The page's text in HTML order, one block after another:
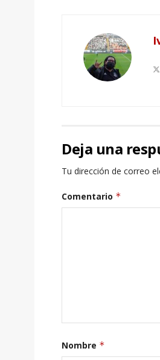
Deja una
Tu dirección de correo
Comentario *
Nombre *